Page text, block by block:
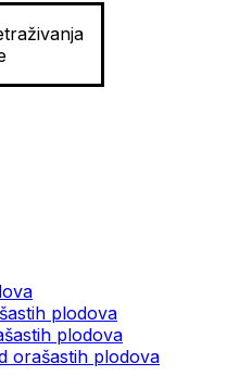
plodova
plodova
orašastih plodova